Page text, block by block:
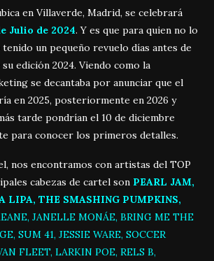
en Villaverde, Madrid, se celebrará
Julio de 2024. Y es que para quien no lo
un pequeño revuelo días antes de
edición 2024. Viendo como la
se decantaba por anunciar que el
en 2025, posteriormente en 2026 y
tarde pondrían el 10 de diciembre
para conocer los primeros detalles.
nos encontramos con artistas del TOP
cabezas de cartel son PEARL JAM,
LIPA, THE SMASHING PUMPKINS,
JANELLE MONÁE, BRING ME THE
SUM 41, JESSIE WARE, SOCCER
FLEET, LARKIN POE, RELS B,